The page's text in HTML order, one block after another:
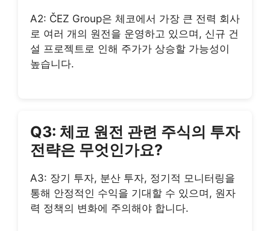
A2: ČEZ Group은 체코에서 가장 큰 전력 회사
로 여러 개의 원전을 운영하고 있으며, 신규 건
설 프로젝트로 인해 주가가 상승할 가능성이
높습니다.
Q3: 체코 원전 관련 주식의 투자
전략은 무엇인가요?
A3: 장기 투자, 분산 투자, 정기적 모니터링을
통해 안정적인 수익을 기대할 수 있으며, 원자
력 정책의 변화에 주의해야 합니다.